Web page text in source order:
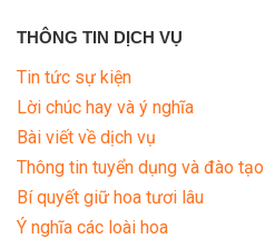
THÔNG TIN DỊCH VỤ
Tin tức sự kiện
Lời chúc hay và ý nghĩa
Bài viết về dịch vụ
Thông tin tuyển dụng và đào tạo
Bí quyết giữ hoa tươi lâu
Ý nghĩa các loài hoa